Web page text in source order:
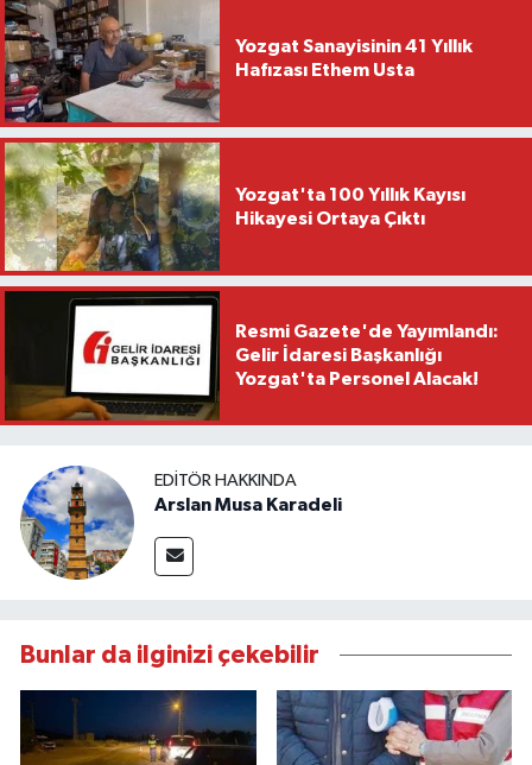
Yozgat Sanayisinin 41 Yıllık
Hafızası Ethem Usta
Yozgat'ta 100 Yıllık Kayısı
Hikayesi Ortaya Çıktı
Resmi Gazete'de Yayımlandı:
Gelir İdaresi Başkanlığı
Yozgat'ta Personel Alacak!
EDITÖR HAKKINDA
Arslan Musa Karadeli
Bunlar da ilginizi çekebilir